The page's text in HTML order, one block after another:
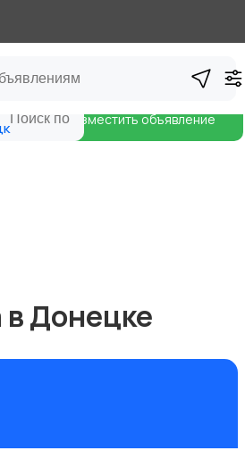
Разместить объявление
в Донецке